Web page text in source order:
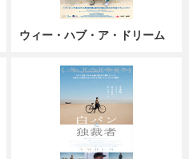
ウィー・ハブ・ア・ドリーム